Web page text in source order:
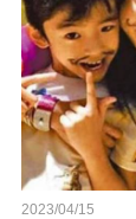
2023/04/15